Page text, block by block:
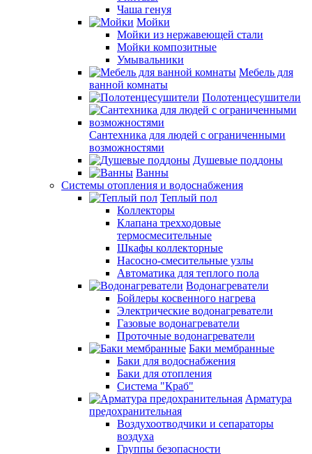
Чаша генуя
Мойки
Мойки из нержавеющей стали
Мойки композитные
Умывальники
Мебель для
ванной комнаты
Полотенцесушители
Сантехника для людей с ограниченными
возможностями
Душевые поддоны
Ванны
Системы отопления и водоснабжения
Теплый пол
Коллекторы
Клапана трехходовые
термосмесительные
Шкафы коллекторные
Насосно-смесительные узлы
Автоматика для теплого пола
Водонагреватели
Бойлеры косвенного нагрева
Электрические водонагреватели
Газовые водонагреватели
Проточные водонагреватели
Баки мембранные
Баки для водоснабжения
Баки для отопления
Система "Краб"
Арматура
предохранительная
Воздухоотводчики и сепараторы
воздуха
Группы безопасности